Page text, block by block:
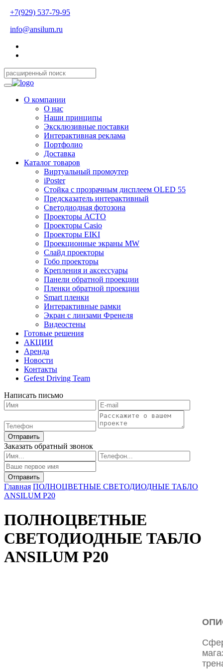
+7(929) 537-79-95
info@ansilum.ru
О компании
О нас
Наши принципы
Эксклюзивные поставки
Интерактивная реклама
Портфолио
Доставка
Каталог товаров
Виртуальный промоутер
iPoster
Стойка с прозрачным дисплеем OLED 55
Предсказатель интерактивный
Светодиодная фотозона
Проекторы АСТО
Проекторы Casio
Проекторы EIKI
Проекционные экраны MW
Слайд проекторы
Гобо проекторы
Крепления и аксессуары
Панели обратной проекции
Пленки обратной проекции
Smart пленки
Интерактивные рамки
Экран с линзами Френеля
Видеостены
Готовые решения
АКЦИИ
Аренда
Новости
Контакты
Gefest Driving Team
Написать письмо
Отправить
Заказать обратный звонок
Главная ПОЛНОЦВЕТНЫЕ СВЕТОДИОДНЫЕ ТАБЛО
ANSILUM P20
ПОЛНОЦВЕТНЫЕ
СВЕТОДИОДНЫЕ ТАБЛО
ANSILUM P20